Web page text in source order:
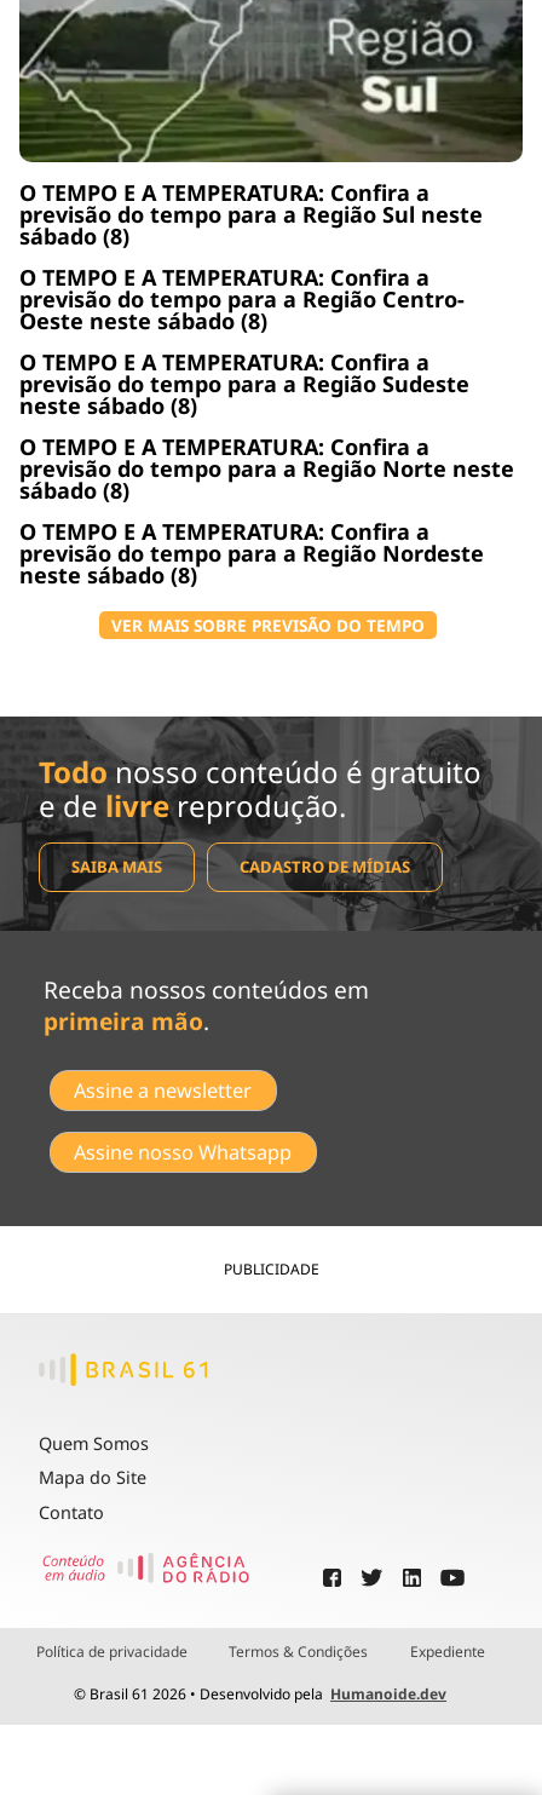
O TEMPO E A TEMPERATURA: Confira a
previsão do tempo para a Região Sul neste
sábado (8)
O TEMPO E A TEMPERATURA: Confira a
previsão do tempo para a Região Centro-
Oeste neste sábado (8)
O TEMPO E A TEMPERATURA: Confira a
previsão do tempo para a Região Sudeste
neste sábado (8)
O TEMPO E A TEMPERATURA: Confira a
previsão do tempo para a Região Norte neste
sábado (8)
O TEMPO E A TEMPERATURA: Confira a
previsão do tempo para a Região Nordeste
neste sábado (8)
VER MAIS SOBRE PREVISÃO DO TEMPO
Todo nosso conteúdo é gratuito
e de livrereprodução.
SAIBA MAIS CADASTRO DE MÍDIAS
Receba nossos conteúdos em
primeira mão.
Assine a newsletter
Assine nosso Whatsapp
PUBLICIDADE
Quem Somos
Mapa do Site
Contato
Política de privacidade Termos & Condições Expediente
© Brasil 61 2026 • Desenvolvido pela Humanoide.dev